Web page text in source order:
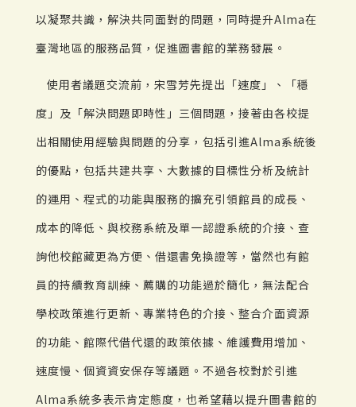
以凝聚共識，解決共同面對的問題，同時提升Alma在
臺灣地區的服務品質，促進圖書館的業務發展。
使用者議題交流前，宋雪芳先提出「速度」、「穩
度」及「解決問題即時性」三個問題，接著由各校提
出相關使用經驗與問題的分享，包括引進Alma系統後
的優點，包括共建共享、大數據的目標性分析及統計
的運用、程式的功能與服務的擴充引領館員的成長、
成本的降低、與校務系統及單一認證系統的介接、查
詢他校館藏更為方便、借還書免換證等，當然也有館
員的持續教育訓練、薦購的功能過於簡化，無法配合
學校政策進行更新、專業特色的介接、整合介面資源
的功能、館際代借代還的政策依據、維護費用增加、
速度慢、個資資安保存等議題。不過各校對於引進
Alma系統多表示肯定態度，也希望藉以提升圖書館的